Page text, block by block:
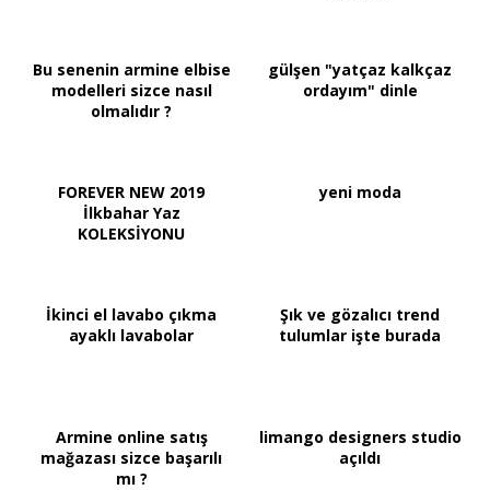
Bu senenin armine elbise
modelleri sizce nasıl
olmalıdır ?
gülşen "yatçaz kalkçaz
ordayım" dinle
FOREVER NEW 2019
İlkbahar Yaz
KOLEKSİYONU
yeni moda
İkinci el lavabo çıkma
ayaklı lavabolar
Şık ve gözalıcı trend
tulumlar işte burada
Armine online satış
mağazası sizce başarılı
mı ?
limango designers studio
açıldı